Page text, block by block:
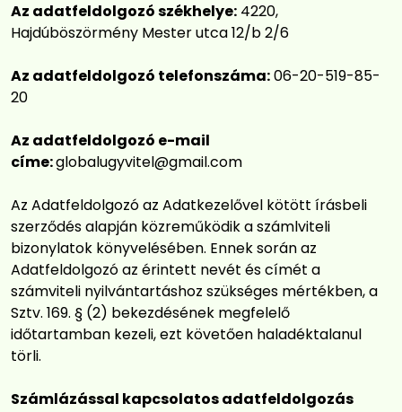
Az adatfeldolgozó székhelye: 4220,
Hajdúböszörmény Mester utca 12/b 2/6
Az adatfeldolgozó telefonszáma:06-20-519-85-
20
Az adatfeldolgozó e-mail
címe:globalugyvitel@gmail.com
Az Adatfeldolgozó az Adatkezelővel kötött írásbeli
szerződés alapján közreműködik a számlviteli
bizonylatok könyvelésében. Ennek során az
Adatfeldolgozó az érintett nevét és címét a
számviteli nyilvántartáshoz szükséges mértékben, a
Sztv. 169. § (2) bekezdésének megfelelő
időtartamban kezeli, ezt követően haladéktalanul
törli.
Számlázással kapcsolatos adatfeldolgozás